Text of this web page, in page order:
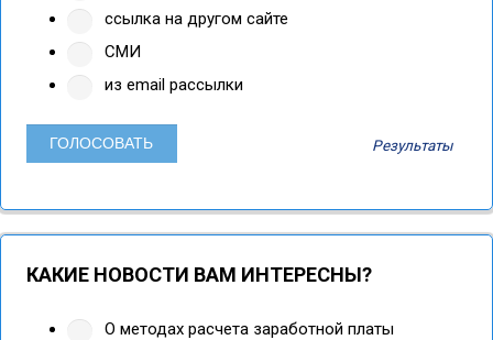
ссылка на другом сайте
СМИ
из email рассылки
Результаты
КАКИЕ НОВОСТИ ВАМ ИНТЕРЕСНЫ?
О методах расчета заработной платы